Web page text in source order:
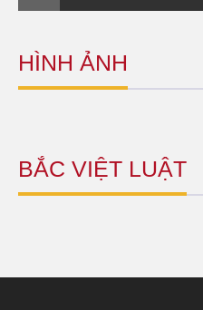
NGỌC DŨNG - PHẦN
HÌNH ẢNH
BẮC VIỆT LUẬT